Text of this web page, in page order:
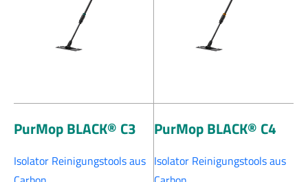
PurMop BLACK® C3
Isolator Reinigungstools aus
PurMop BLACK® C4
Isolator Reinigungstools aus